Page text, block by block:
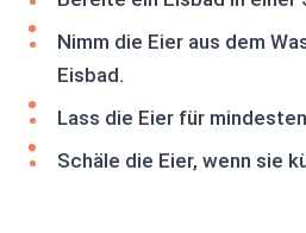
Nimm die Eier aus dem
Eisbad.
Lass die Eier für
Schäle die Eier, wenn sie